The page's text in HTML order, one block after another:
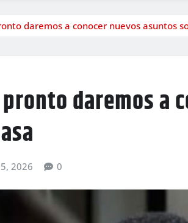
daremos a conocer nuevos asuntos
daremos a
2026 0